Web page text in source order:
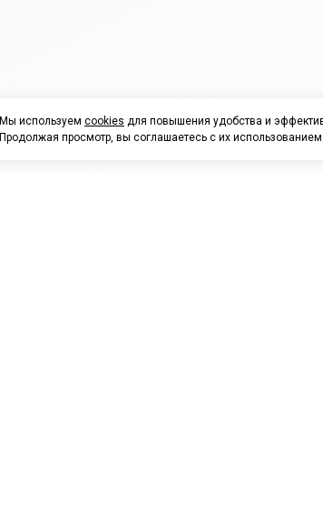
Мы используем cookies для повышения удобства и
Продолжая просмотр, вы соглашаетесь с их использованием.